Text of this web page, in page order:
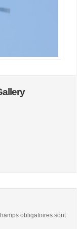
obligatoires sont